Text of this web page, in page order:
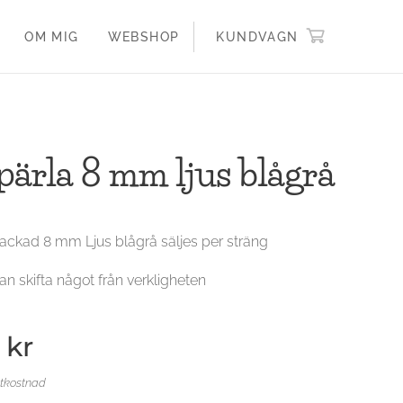
OM MIG WEBSHOP KUNDVAGN
8 mm ljus blågrå
8 mm Ljus blågrå säljes per sträng
skifta något från verkligheten
kr